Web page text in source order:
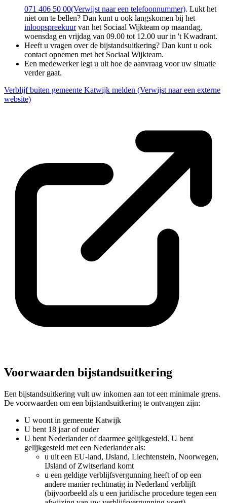
071 406 50 00(Verwijst naar een telefoonnummer). Lukt het
niet om te bellen? Dan kunt u ook langskomen bij het
inloopspreekuurvan het Sociaal Wijkteam op maandag,
woensdag en vrijdag van 09.00 tot 12.00 uur in 't Kwadrant.
Heeft u vragen over de bijstandsuitkering? Dan kunt u ook
contact opnemen met het Sociaal Wijkteam.
Een medewerker legt u uit hoe de aanvraag voor uw situatie
verder gaat.
Verblijf buiten gemeente Katwijk melden (Verwijst naar een externe
website)
Voorwaarden bijstandsuitkering
Een bijstandsuitkering vult uw inkomen aan tot een minimale grens.
De voorwaarden om een bijstandsuitkering te ontvangen zijn:
U woont in gemeente Katwijk
U bent 18 jaar of ouder
U bent Nederlander of daarmee gelijkgesteld. U bent
gelijkgesteld met een Nederlander als:
u uit een EU-land, IJsland, Liechtenstein, Noorwegen,
IJsland of Zwitserland komt
u een geldige verblijfsvergunning heeft of op een
andere manier rechtmatig in Nederland verblijft
(bijvoorbeeld als u een juridische procedure tegen een